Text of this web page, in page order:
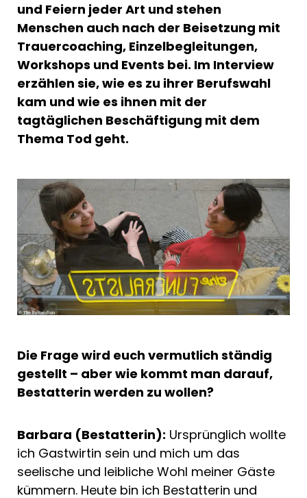
und Feiern jeder Art und stehen
Menschen auch nach der Beisetzung mit
Trauercoaching, Einzelbegleitungen,
Workshops und Events bei. Im Interview
erzählen sie, wie es zu ihrer Berufswahl
kam und wie es ihnen mit der
tagtäglichen Beschäftigung mit dem
Thema Tod geht.
Die Frage wird euch vermutlich ständig
gestellt – aber wie kommt man darauf,
Bestatterin werden zu wollen?
Barbara (Bestatterin): Ursprünglich wollte
ich Gastwirtin sein und mich um das
seelische und leibliche Wohl meiner Gäste
kümmern. Heute bin ich Bestatterin und